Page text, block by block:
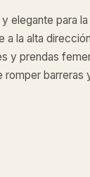
elegante para
la alta
y prendas
barreras